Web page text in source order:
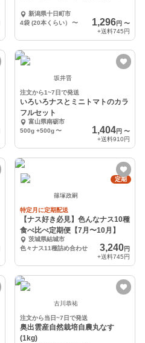
新潟県十日町市
4袋 (20本くらい）
〜 1,296円 〜
+送料745円
坂井晋
注文から1~7日で発送
いろいろナスとミニトマトのカラ
フルセット
富山県南砺市
500g +500g 〜 1,404円 〜
+送料910円
定期
篠塚政嗣
特定月に定期配送
【ナス好き必見】色んなナス10種
食べ比べ定期便【7月〜10月】
茨城県結城市
色々ナス11種詰め合わせ
3,240円
+送料745円
古川恭祐
注文から当日~7日で発送
奥出雲産自然栽培自農丸なす
(1kg)